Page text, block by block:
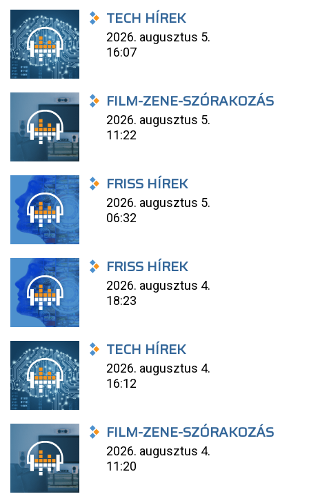
TECH HÍREK
2026. augusztus 5.
16:07
FILM-ZENE-SZÓRAKOZÁS
2026. augusztus 5.
11:22
FRISS HÍREK
2026. augusztus 5.
06:32
FRISS HÍREK
2026. augusztus 4.
18:23
TECH HÍREK
2026. augusztus 4.
16:12
FILM-ZENE-SZÓRAKOZÁS
2026. augusztus 4.
11:20